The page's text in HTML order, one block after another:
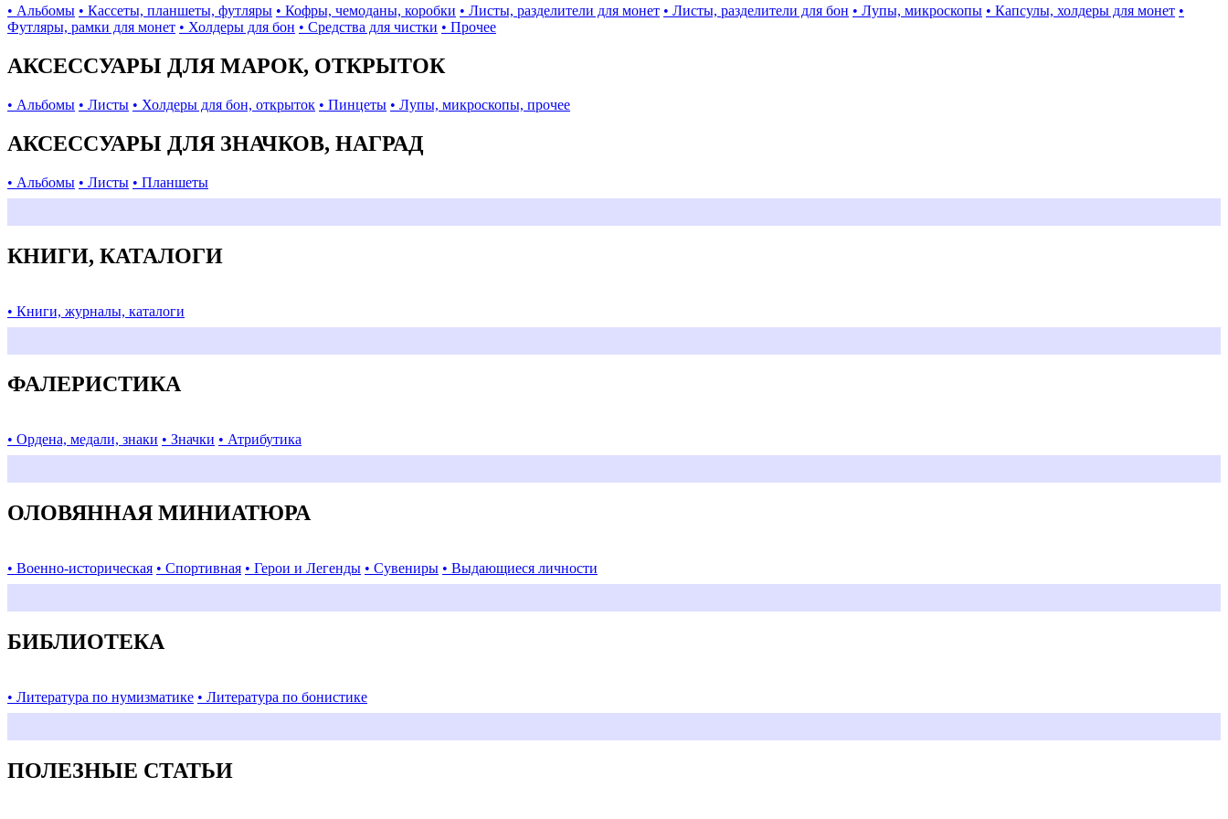
• Альбомы • Кассеты, планшеты, футляры • Кофры, чемоданы, коробки • Листы, разделители для монет • Листы, разделители для бон • Лупы, микроскопы • Капсулы, холдеры для монет •
Футляры, рамки для монет • Холдеры для бон • Средства для чистки • Прочее
АКСЕССУАРЫ ДЛЯ МАРОК, ОТКРЫТОК
• Альбомы • Листы • Холдеры для бон, открыток • Пинцеты • Лупы, микроскопы, прочее
АКСЕССУАРЫ ДЛЯ ЗНАЧКОВ, НАГРАД
• Альбомы • Листы • Планшеты
КНИГИ, КАТАЛОГИ
• Книги, журналы, каталоги
ФАЛЕРИСТИКА
• Ордена, медали, знаки • Значки • Атрибутика
ОЛОВЯННАЯ МИНИАТЮРА
• Военно-историческая • Спортивная • Герои и Легенды • Сувениры • Выдающиеся личности
БИБЛИОТЕКА
• Литература по нумизматике • Литература по бонистике
ПОЛЕЗНЫЕ СТАТЬИ